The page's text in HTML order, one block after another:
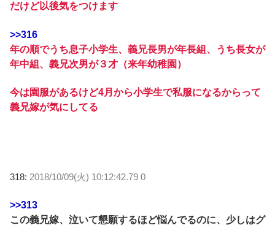
だけど以後気をつけます
>>316
年の順でうち息子小学生、義兄長男が年長組、うち長女が
年中組、義兄次男が３才（来年幼稚園）
今は園服があるけど4月から小学生で私服になるからって
義兄嫁が気にしてる
318: 2018/10/09(火) 10:12:42.79 0
>>313
この義兄嫁、泣いて懇願するほど悩んでるのに、少しはグ